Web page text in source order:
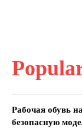
Рабочая обувь
безопасную